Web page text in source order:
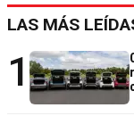
LAS MÁS
1